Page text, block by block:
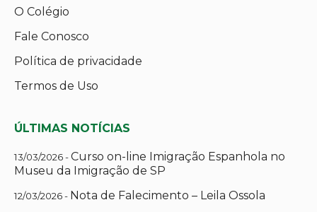
O Colégio
Fale Conosco
Política de privacidade
Termos de Uso
ÚLTIMAS NOTÍCIAS
13/03/2026 -Curso on-line Imigração Espanhola no
Museu da Imigração de SP
12/03/2026 - Nota de Falecimento – Leila Ossola